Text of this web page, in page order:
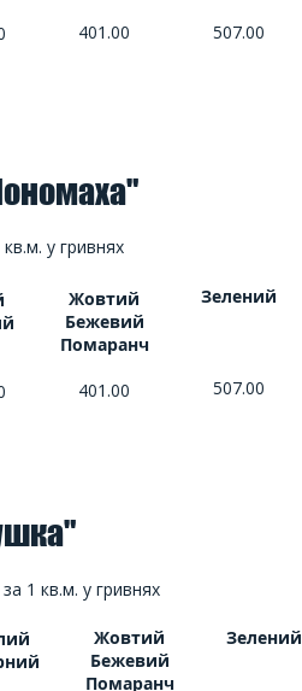
401.00
507.00
кв.м. у гривнях
Жовтий
Бежевий
Помаранч
401.00
Зелений
507.00
за 1 кв.м. у гривнях
Жовтий
Бежевий
Помаранч
Зелений